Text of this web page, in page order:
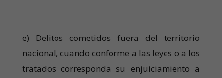
e) Delitos cometidos fuera del territorio
nacional, cuando conforme a las leyes o a los
tratados corresponda su enjuiciamiento a